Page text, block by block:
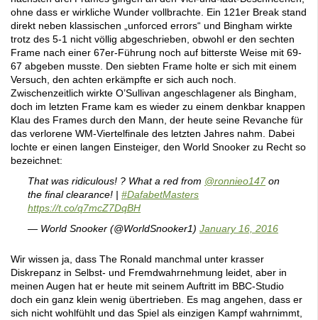
ohne dass er wirkliche Wunder vollbrachte. Ein 121er Break stand
direkt neben klassischen „unforced errors“ und Bingham wirkte
trotz des 5-1 nicht völlig abgeschrieben, obwohl er den sechten
Frame nach einer 67er-Führung noch auf bitterste Weise mit 69-
67 abgeben musste. Den siebten Frame holte er sich mit einem
Versuch, den achten erkämpfte er sich auch noch.
Zwischenzeitlich wirkte O’Sullivan angeschlagener als Bingham,
doch im letzten Frame kam es wieder zu einem denkbar knappen
Klau des Frames durch den Mann, der heute seine Revanche für
das verlorene WM-Viertelfinale des letzten Jahres nahm. Dabei
lochte er einen langen Einsteiger, den World Snooker zu Recht so
bezeichnet:
That was ridiculous! ? What a red from @ronnieo147on
the final clearance! | #DafabetMasters
https://t.co/q7mcZ7DqBH
— World Snooker (@WorldSnooker1) January 16, 2016
Wir wissen ja, dass The Ronald manchmal unter krasser
Diskrepanz in Selbst- und Fremdwahrnehmung leidet, aber in
meinen Augen hat er heute mit seinem Auftritt im BBC-Studio
doch ein ganz klein wenig übertrieben. Es mag angehen, dass er
sich nicht wohlfühlt und das Spiel als einzigen Kampf wahrnimmt,